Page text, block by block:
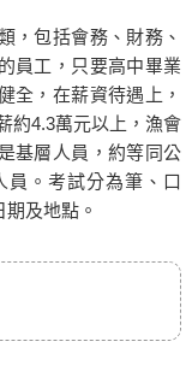
，包括會務、財務、
員工，只要高中畢業
全，在薪資待遇上，
約4.3萬元以上，漁會
基層人員，約等同公
員。考試分為筆、口
及地點。